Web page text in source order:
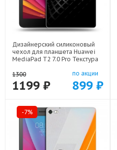
Дизайнерский силиконовый
чехол для планшета Huawei
MediaPad T2 7.0 Pro Текстура
1300
1199 ₽
по акции
899 ₽
-7%